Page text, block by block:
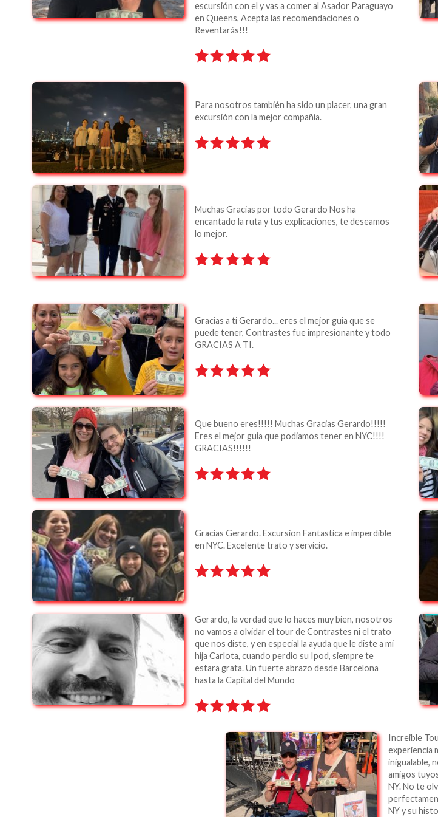
escursión con el y vas a comer al Asador Paraguayo
en Queens, Acepta las recomendaciones o
Reventarás!!!
Para nosotros también ha sido un placer, una gran
excursión con la mejor compañia.
Muchas Gracias por todo Gerardo Nos ha
encantado la ruta y tus explicaciones, te deseamos
lo mejor.
Gracias a ti Gerardo... eres el mejor guia que se
puede tener, Contrastes fue impresionante y todo
GRACIAS A TI.
Que bueno eres!!!!! Muchas Gracias Gerardo!!!!!
Eres el mejor guia que podiamos tener en NYC!!!!
GRACIAS!!!!!!
Gracias Gerardo. Excursion Fantastica e imperdible
en NYC. Excelente trato y servicio.
Gerardo, la verdad que lo haces muy bien, nosotros
no vamos a olvidar el tour de Contrastes ni el trato
que nos diste, y en especial la ayuda que le diste a mi
hija Carlota, cuando perdio su Ipod, siempre te
estara grata. Un fuerte abrazo desde Barcelona
hasta la Capital del Mundo
Increible
experiencia
inigualable,
amigos
NY. No te
NY y su